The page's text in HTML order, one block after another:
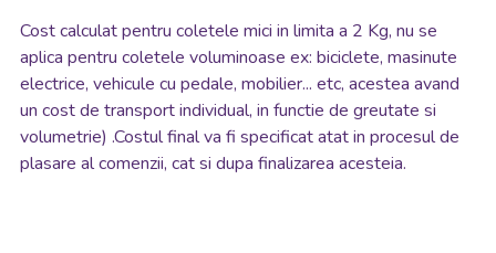
Cost calculat pentru coletele mici in limita a 2 Kg, nu se
aplica pentru coletele voluminoase ex: biciclete, masinute
electrice, vehicule cu pedale, mobilier... etc, acestea avand
un cost de transport individual, in functie de greutate si
volumetrie) .Costul final va fi specificat atat in procesul de
plasare al comenzii, cat si dupa finalizarea acesteia.